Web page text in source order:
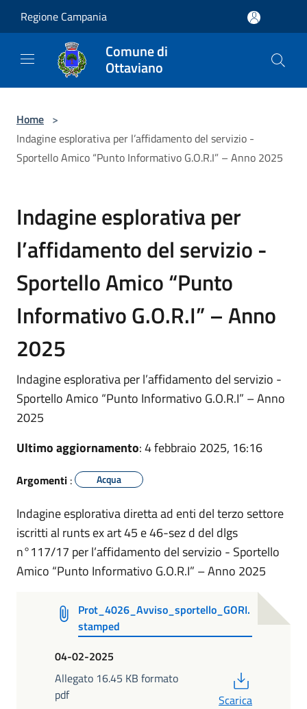
Regione Campania
Comune di
Ottaviano
Home >
Indagine esplorativa per l’affidamento del servizio -
Sportello Amico “Punto Informativo G.O.R.I” – Anno 2025
Indagine esplorativa per
l’affidamento del servizio -
Sportello Amico “Punto
Informativo G.O.R.I” – Anno
2025
Indagine esplorativa per l’affidamento del servizio -
Sportello Amico “Punto Informativo G.O.R.I” – Anno
2025
Ultimo aggiornamento: 4 febbraio 2025, 16:16
Argomenti : Acqua
Indagine esplorativa diretta ad enti del terzo settore
iscritti al runts ex art 45 e 46-sez d del dlgs
n°117/17 per l’affidamento del servizio - Sportello
Amico “Punto Informativo G.O.R.I” – Anno 2025
Prot_4026_Avviso_sportello_GORI.
stamped
04-02-2025
Allegato 16.45 KB formato
pdf
Scarica